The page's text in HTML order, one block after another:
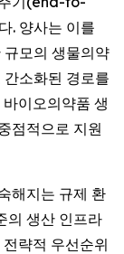
. 양사는 이를
모의 생물의약
소화된 경로를
이오의약품 생
점적으로 지원
해지는 규제 환
의 생산 인프라
략적 우선순위